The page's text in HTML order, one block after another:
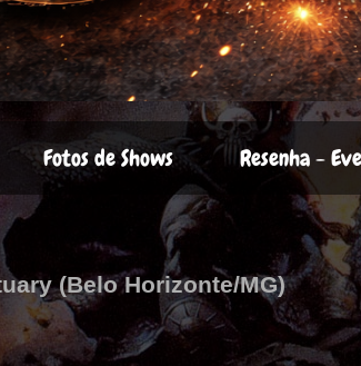
Fotos de Shows Resenha -
(Belo Horizonte/MG)